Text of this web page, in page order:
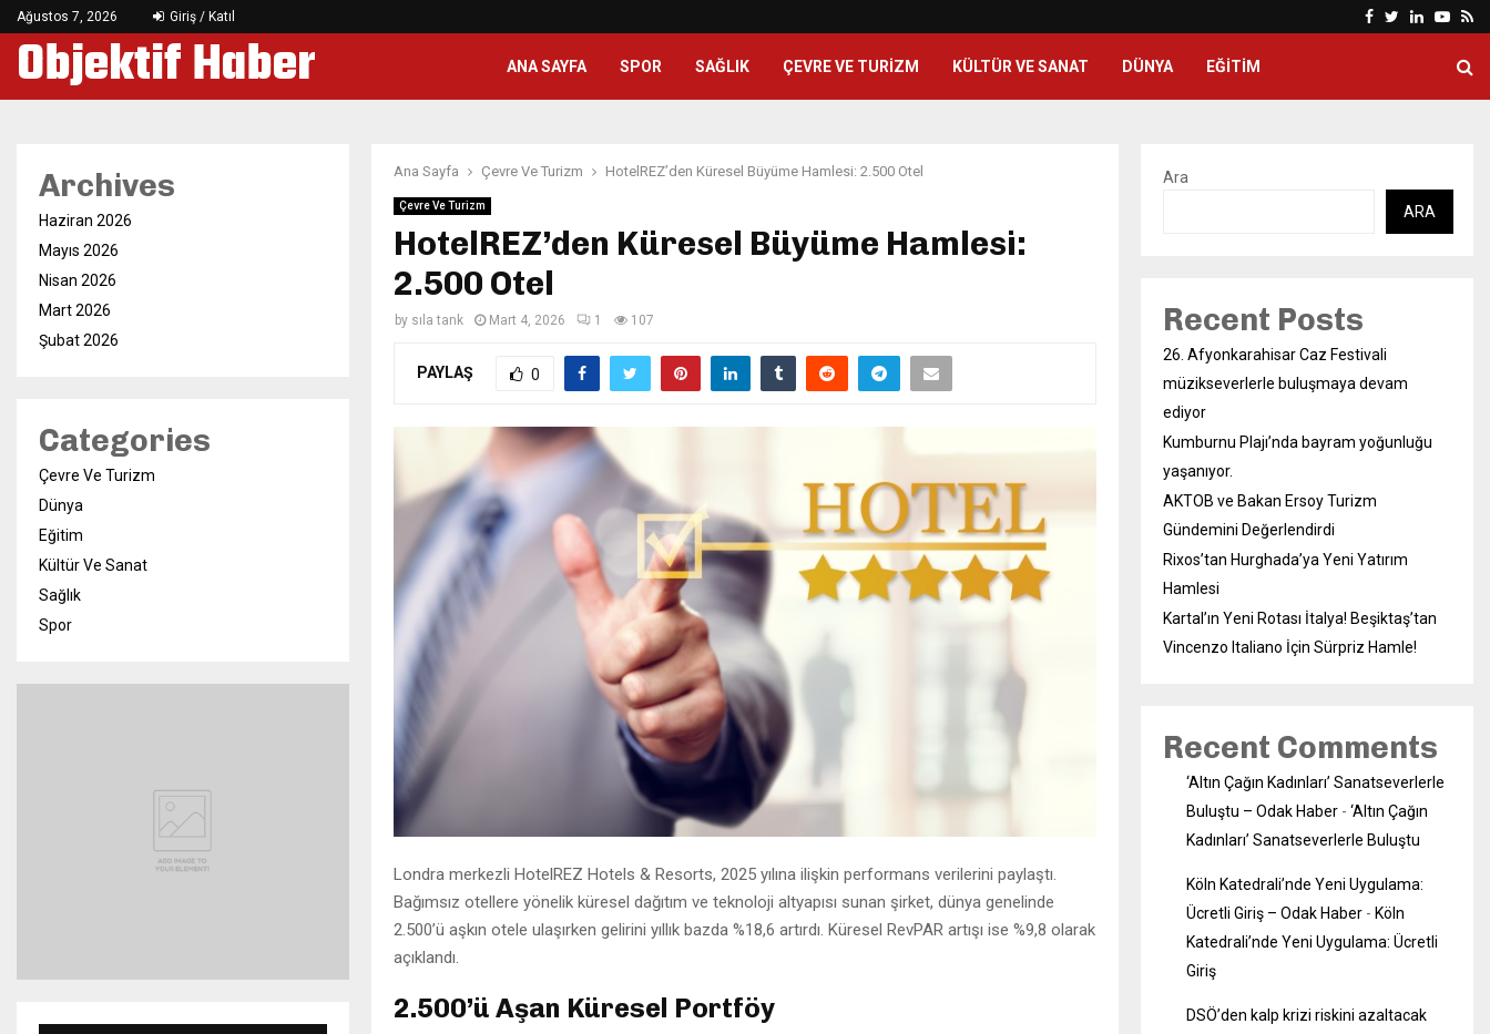
Ağustos 7, 2026 Giriş / Katıl Facebook
Twitter
Linkedin
Objektif Haber ANA SAYFA SPOR SAĞLIK ÇEVRE VE TURIZM KÜLTÜR VE SANAT DÜNYA EĞITIM
Ana Sayfa Çevre Ve Turizm HotelREZ’den Küresel Büyüme Hamlesi: 2.500 Otel
Çevre Ve Turizm
HotelREZ’den Küresel Büyüme Hamlesi:
2.500 Otel
by sıla tank Mart 4, 2026 1 107
PAYLAŞ 0
Londra merkezli HotelREZ Hotels & Resorts, 2025 yılına ilişkin performans verilerini paylaştı.
Bağımsız otellere yönelik küresel dağıtım ve teknoloji altyapısı sunan şirket, dünya genelinde
2.500’ü aşkın otele ulaşırken gelirini yıllık bazda %18,6 artırdı. Küresel RevPAR artışı ise %9,8 olarak
açıklandı.
2.500’ü Aşan Küresel Portföy
Archives
Haziran 2026
Mayıs 2026
Nisan 2026
Mart 2026
Şubat 2026
Categories
Çevre Ve Turizm
Dünya
Eğitim
Kültür Ve Sanat
Sağlık
Spor
Ara
ARA
Recent Posts
26. Afyonkarahisar Caz Festivali
müzikseverlerle buluşmaya devam
ediyor
Kumburnu Plajı’nda bayram yoğunluğu
yaşanıyor.
AKTOB ve Bakan Ersoy Turizm
Gündemini Değerlendirdi
Rixos’tan Hurghada’ya Yeni Yatırım
Hamlesi
Kartal’ın Yeni Rotası İtalya! Beşiktaş’tan
Vincenzo Italiano İçin Sürpriz Hamle!
Recent Comments
‘Altın Çağın Kadınları’ Sanatseverlerle
Buluştu – Odak Haber - ‘Altın Çağın
Kadınları’ Sanatseverlerle Buluştu
Köln Katedrali’nde Yeni Uygulama:
Ücretli Giriş – Odak Haber - Köln
Katedrali’nde Yeni Uygulama: Ücretli
Giriş
DSÖ’den kalp krizi riskini azaltacak